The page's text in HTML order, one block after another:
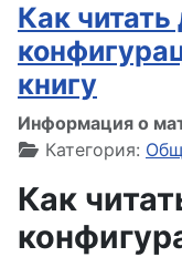
Как
книгу
Информация о
Категория:
Как